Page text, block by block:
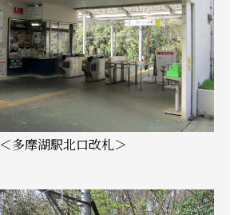
＜多摩湖駅北口改札＞